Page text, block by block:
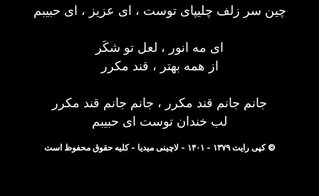
چین سر زلف چلیپای توست ، ای عزیز ، ای حبیبم
ای مه انور ، لعل تو شکَر
از همه بهتر ، قند مکرر
جانم جانم قند مکرر ، جانم جانم قند مکرر
لب خندان توست ای حبیبم
© کپی رایت ۱۳۷۹ - ۱۴۰۱ - لاچینی میدیا - کلیه حقوق محفوظ است